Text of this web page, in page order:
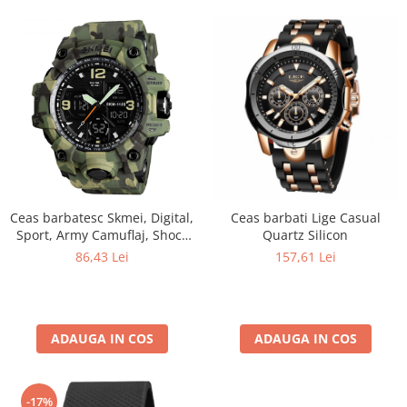
Ceas barbatesc Skmei, Digital,
Sport, Army Camuflaj, Shock
Resistant, Militar, Army, Dual
86,43 Lei
ADAUGA IN COS
Ceas barbati Lige Casual
Quartz Silicon
157,61 Lei
ADAUGA IN COS
-17%